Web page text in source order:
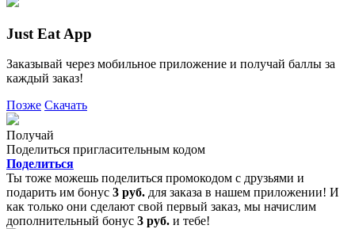
Just Eat App
Заказывай через мобильное приложение и получай баллы за
каждый заказ!
Позже Скачать
Получай
Поделиться пригласительным кодом
Поделиться
Ты тоже можешь поделиться промокодом с друзьями и
подарить им бонус 3 руб. для заказа в нашем приложении! И
как только они сделают свой первый заказ, мы начислим
дополнительный бонус 3 руб. и тебе!